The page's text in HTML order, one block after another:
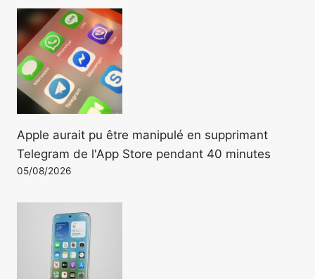
Apple aurait pu être manipulé en supprimant
Telegram de l'App Store pendant 40 minutes
05/08/2026